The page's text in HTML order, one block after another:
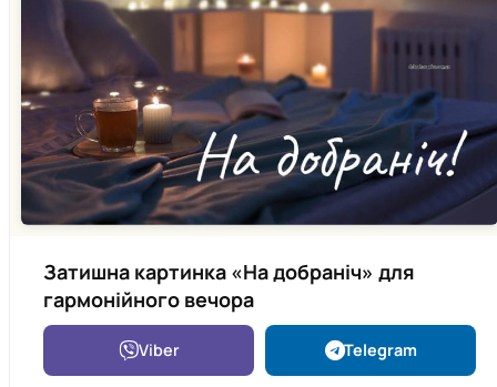
Затишна картинка «На добраніч» для
гармонійного вечора
Viber Telegram